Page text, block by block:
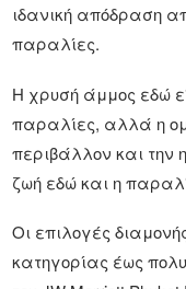
ιδανική απόδραση
παραλίες.
Η χρυσή άμμος εδώ
παραλίες, αλλά η
περιβάλλον και την
ζωή εδώ και η
Οι επιλογές
κατηγορίας έως